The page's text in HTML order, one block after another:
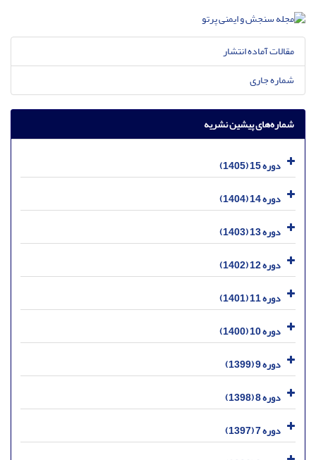
مقالات آماده انتشار
شماره جاری
شماره‌های پیشین نشریه
دوره 15 (1405)
دوره 14 (1404)
دوره 13 (1403)
دوره 12 (1402)
دوره 11 (1401)
دوره 10 (1400)
دوره 9 (1399)
دوره 8 (1398)
دوره 7 (1397)